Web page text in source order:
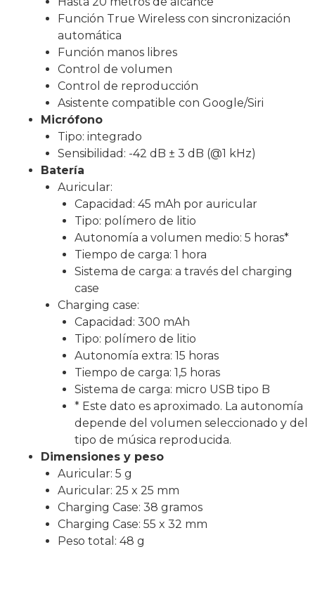
Función True Wireless con sincronización
automática
Función manos libres
Control de volumen
Control de reproducción
Asistente compatible con Google/Siri
Micrófono
Tipo: integrado
Sensibilidad: -42 dB ± 3 dB (@1 kHz)
Batería
Auricular:
Capacidad: 45 mAh por auricular
Tipo: polímero de litio
Autonomía a volumen medio: 5 horas*
Tiempo de carga: 1 hora
Sistema de carga: a través del charging
case
Charging case:
Capacidad: 300 mAh
Tipo: polímero de litio
Autonomía extra: 15 horas
Tiempo de carga: 1,5 horas
Sistema de carga: micro USB tipo B
* Este dato es aproximado. La autonomía
depende del volumen seleccionado y del
tipo de música reproducida.
Dimensiones y peso
Auricular: 5 g
Auricular: 25 x 25 mm
Charging Case: 38 gramos
Charging Case: 55 x 32 mm
Peso total: 48 g